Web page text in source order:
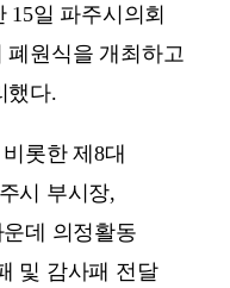
15일 파주시의회
폐원식을 개최하고
했다.
롯한 제8대
시 부시장,
데 의정활동
및 감사패 전달